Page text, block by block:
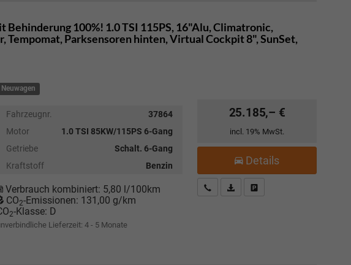
100%! 1.0 TSI 115PS, 16"Alu, Climatronic,
Parksensoren hinten, Virtual Cockpit 8", SunSet,
Neuwagen
Fahrzeugnr.
37864
Motor
1.0 TSI 85KW/115PS 6-Gang
Getriebe
Schalt. 6-Gang
Kraftstoff
Benzin
Verbrauch kombiniert: 5,80 l/100km
CO2-Emissionen: 131,00 g/km
2-Klasse: D
Lieferzeit: 4 - 5 Monate
25.185,– €
incl. 19% MwSt.
Details
Kostenloser Rückruf-Service
PDF-Datei, Fahrzeugexposé